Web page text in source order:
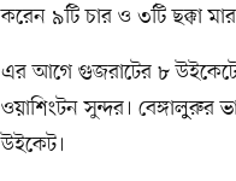
করেন ৯টি চার ও ৩টি ছক্কা
এর আগে গুজরাটের ৮
ওয়াশিংটন সুন্দর। বেঙ্গালুুরুর
উইকেট।